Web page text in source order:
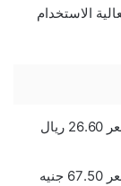
الاستخدام
تتوفر قطرة فيجاموكس للعين تركيز 0.5 بسعر 26.60 ريال
تتوفر قطرة فيجاموكس للعين تركيز 0.5 بسعر 67.50 جنيه